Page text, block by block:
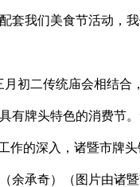
套我们美食节活动，
初二传统庙会相结合
有牌头特色的消费节。
作的深入，诸暨市牌
承奇）（图片由诸暨